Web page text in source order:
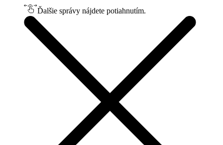
Ďalšie správy nájdete potiahnutím.